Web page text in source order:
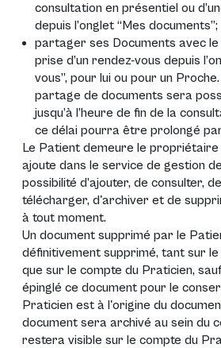
consultation en présentiel ou
depuis l’onglet “Mes documents”;
partager ses Documents avec
prise d’un rendez-vous depuis
vous”, pour lui ou pour un
partage de documents sera
jusqu’à l’heure de fin de la
ce délai pourra être prolongé
Le Patient demeure le propriétaire
ajoute dans le service de gestion
possibilité d’ajouter, de consulter,
télécharger, d'archiver et de
à tout moment.
Un document supprimé par le
définitivement supprimé, tant sur
que sur le compte du Praticien,
épinglé ce document pour le
Praticien est à l'origine du
document sera archivé au sein du
restera visible sur le compte du